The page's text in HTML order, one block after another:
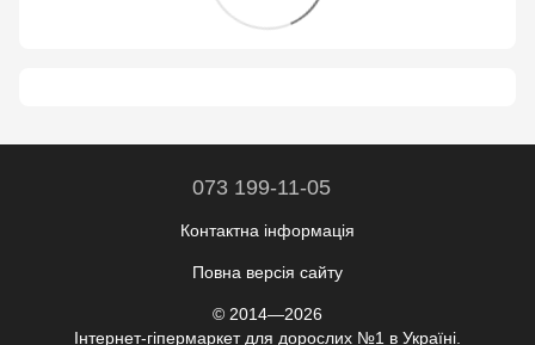
073 199-11-05
Контактна інформація
Повна версія сайту
© 2014—2026
Інтернет-гіпермаркет для дорослих №1 в Україні.